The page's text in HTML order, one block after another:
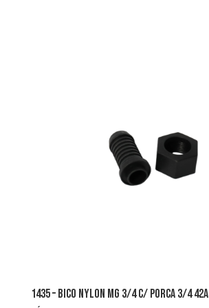
1435 – bico nylon mg 3/4 c/ porca 3/4 42a